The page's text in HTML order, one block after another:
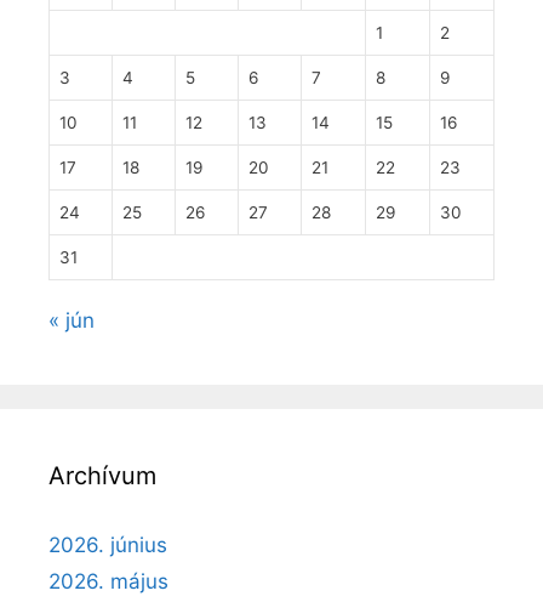
1 2
3 4 5 6 7 8 9
10 11 12 13 14 15 16
17 18 19 20 21 22 23
24 25 26 27 28 29 30
31
« jún
Archívum
2026. június
2026. május